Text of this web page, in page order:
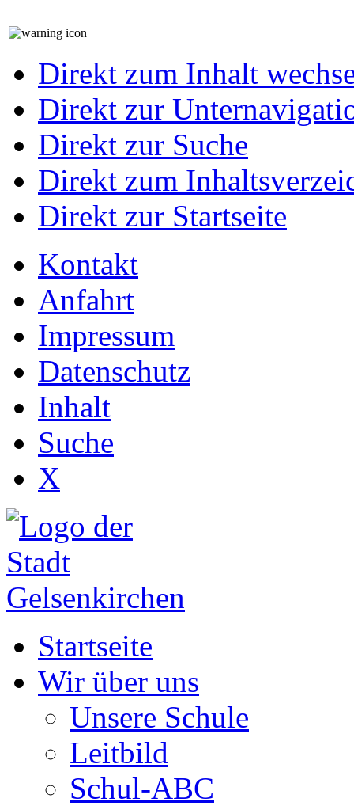
Direkt zum Inhalt
Direkt zur
Direkt zur Suche
Direkt zum
Direkt zur Startseite
Kontakt
Anfahrt
Impressum
Datenschutz
Inhalt
Suche
X
Startseite
Wir über uns
Unsere Schule
Leitbild
Schul-ABC